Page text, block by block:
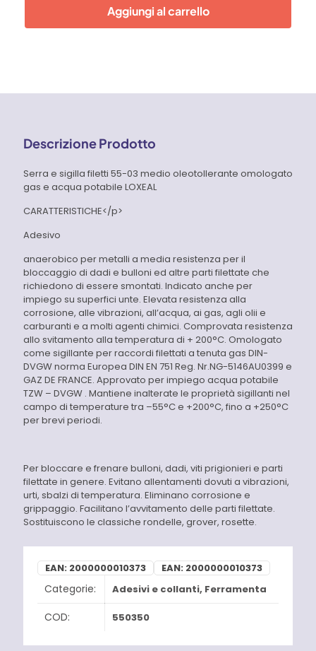
-
Aggiungi al carrello
Descrizione Prodotto
Serra e sigilla filetti 55-03 medio oleotollerante omologato
gas e acqua potabile LOXEAL
CARATTERISTICHE</p>
Adesivo
anaerobico per metalli a media resistenza per il
bloccaggio di dadi e bulloni ed altre parti filettate che
richiedono di essere smontati. Indicato anche per
impiego su superfici unte. Elevata resistenza alla
corrosione, alle vibrazioni, all’acqua, ai gas, agli olii e
carburanti e a molti agenti chimici. Comprovata resistenza
allo svitamento alla temperatura di + 200°C. Omologato
come sigillante per raccordi filettati a tenuta gas DIN-
DVGW norma Europea DIN EN 751 Reg. Nr.NG-5146AU0399 e
GAZ DE FRANCE. Approvato per impiego acqua potabile
TZW – DVGW . Mantiene inalterate le proprietà sigillanti nel
campo di temperature tra –55°C e +200°C, fino a +250°C
per brevi periodi.
Per bloccare e frenare bulloni, dadi, viti prigionieri e parti
filettate in genere. Evitano allentamenti dovuti a vibrazioni,
urti, sbalzi di temperatura. Eliminano corrosione e
grippaggio. Facilitano l’avvitamento delle parti filettate.
Sostituiscono le classiche rondelle, grover, rosette.
EAN: 2000000010373 EAN: 2000000010373
Categorie: Adesivi e collanti, Ferramenta
COD: 550350